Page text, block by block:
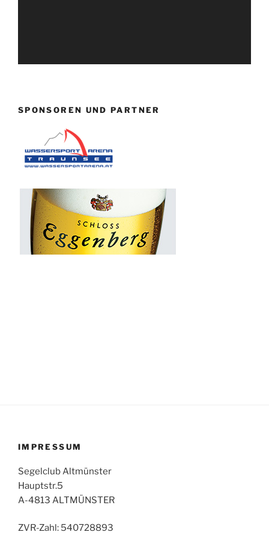
SPONSOREN UND PARTNER
IMPRESSUM
Segelclub Altmünster
Hauptstr.5
A-4813 ALTMÜNSTER
ZVR-Zahl: 540728893